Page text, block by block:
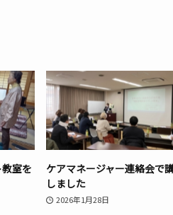
室を
ケアマネージャー連絡会で
しました
2026年1月28日